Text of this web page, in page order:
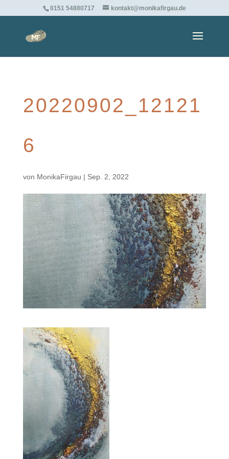
0151 54880717 kontakt@monikafirgau.de
20220902_12121
6
von MonikaFirgau | Sep. 2, 2022